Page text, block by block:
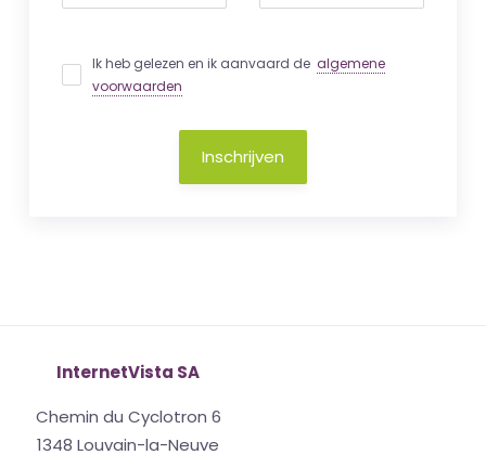
Ik heb gelezen en ik aanvaard de algemene
voorwaarden
Inschrijven
InternetVista SA
Chemin du Cyclotron 6
1348 Louvain-la-Neuve